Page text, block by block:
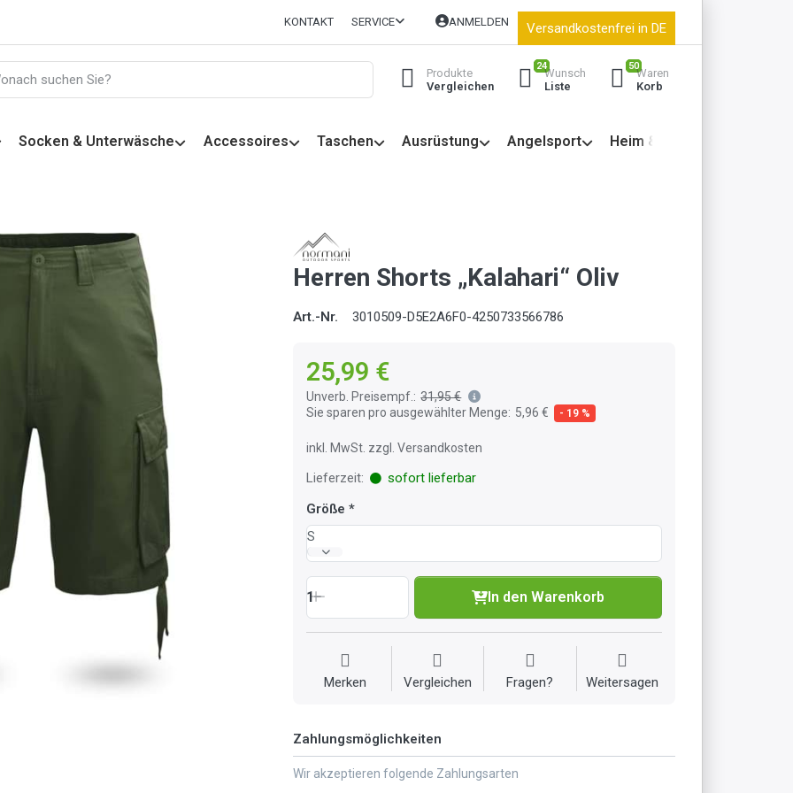
KONTAKT SERVICE ANMELDEN Versandkostenfrei in DE
Produkte
Vergleichen
24
Wunsch
Liste
50
Waren
Korb
Socken & Unterwäsche Accessoires Taschen Ausrüstung Angelsport Heim & Garten
Herren Shorts „Kalahari“ Oliv
Art.-Nr. 3010509-D5E2A6F0-4250733566786
25,99 €
Unverb. Preisempf.: 31,95 €
Sie sparen pro ausgewählter Menge: 5,96 € - 19 %
inkl. MwSt. zzgl. Versandkosten
Lieferzeit:
sofort lieferbar
Größe
S
1 In den Warenkorb
Merken Vergleichen Fragen? Weitersagen
Zahlungsmöglichkeiten
Wir akzeptieren folgende Zahlungsarten